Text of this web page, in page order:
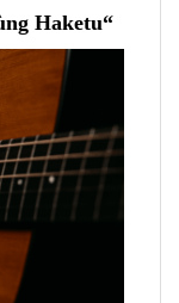
Haketu“